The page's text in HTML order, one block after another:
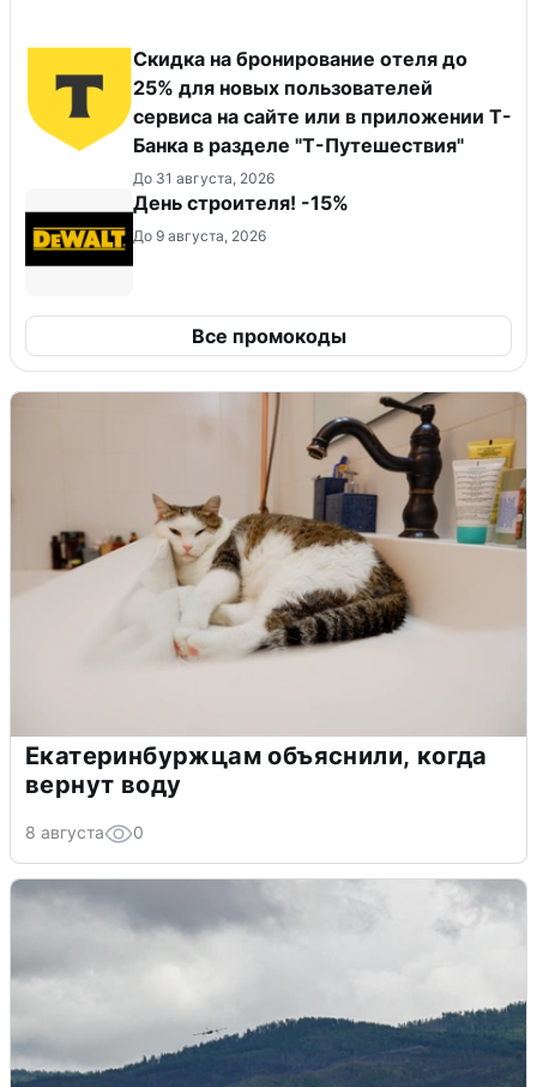
Скидка на бронирование отеля до
25% для новых пользователей
сервиса на сайте или в приложении Т-
Банка в разделе "Т-Путешествия"
До 31 августа, 2026
День строителя! -15%
До 9 августа, 2026
Все промокоды
Екатеринбуржцам объяснили, когда
вернут воду
8 августа 0